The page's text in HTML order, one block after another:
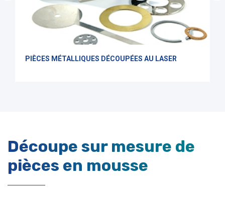
PIÈCES MÉTALLIQUES DÉCOUPÉES AU LASER
Découpe sur mesure de
pièces en mousse